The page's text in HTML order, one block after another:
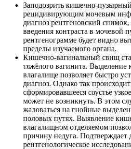
Заподозрить кишечно-
рецидивирующим мочевым
диагноз рентгеновский
введения контраста в мочевой
рентгенограмме будет видно
пределы изучаемого органа.
Кишечно-вагинальный свищ
тяжёлого вагинита. Выделение
влагалище позволяет быстро
диагноз. Однако так
сформировавшееся соустье
может не возникнуть. В этом
жаловаться на гнойные
половых путях. Выявление
влагалищном отделяемом
причину недуга. Подтверждает
рентгенологическое